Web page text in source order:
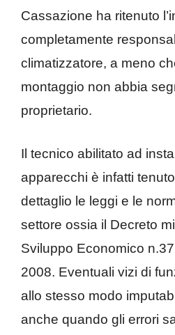
Cassazione ha ritenuto
completamente
climatizzatore, a meno
montaggio non abbia
proprietario.
Il tecnico abilitato ad
apparecchi è infatti
dettaglio le leggi e le
settore ossia il Decreto
Sviluppo Economico
2008. Eventuali vizi di
allo stesso modo
anche quando gli errori